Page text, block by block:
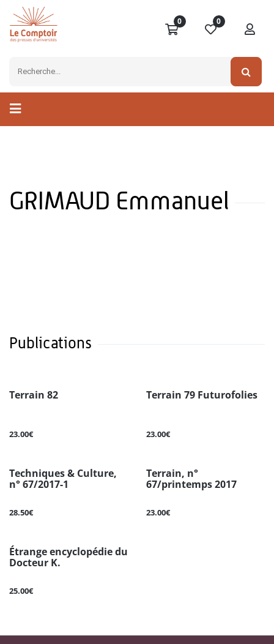
0 0
GRIMAUD Emmanuel
Publications
Terrain 82
23.00€
Terrain 79 Futurofolies
23.00€
Techniques & Culture,
n° 67/2017-1
28.50€
Terrain, n°
67/printemps 2017
23.00€
Étrange encyclopédie du
Docteur K.
25.00€